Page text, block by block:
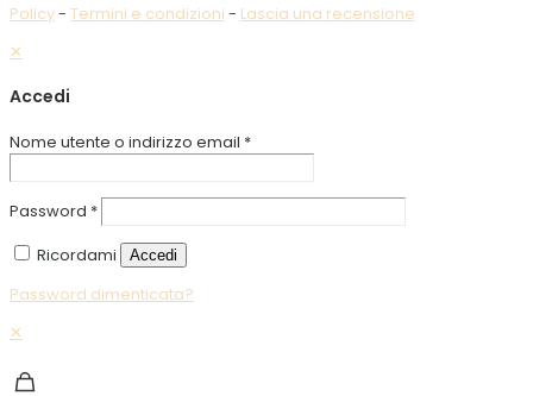
Policy- Termini e condizioni - Lascia una recensione
✕
Accedi
Nome utente o indirizzo email *
Password *
Ricordami
Accedi
Password dimenticata?
✕